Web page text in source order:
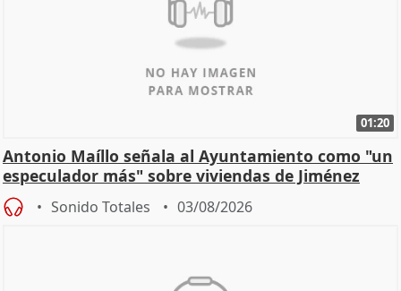
01:20
Antonio Maíllo señala al Ayuntamiento como "un
especulador más" sobre viviendas de Jiménez
Becerril
Sonido Totales 03/08/2026